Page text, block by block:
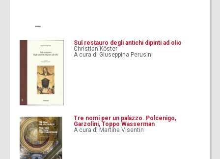
Sul restauro degli antichi dipinti ad olio
Christian Köster
A cura di Giuseppina Perusini
Tre nomi per un palazzo. Polcenigo,
Garzolini, Toppo Wasserman
A cura di Martina Visentin